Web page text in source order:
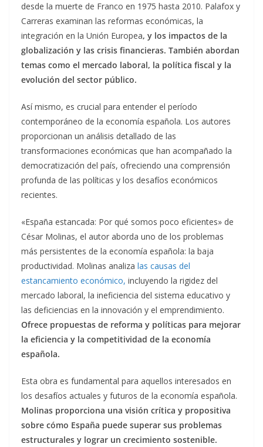
desde la muerte de Franco en 1975 hasta 2010. Palafox y
Carreras examinan las reformas económicas, la
integración en la Unión Europea, y los impactos de la
globalización y las crisis financieras. También abordan
temas como el mercado laboral, la política fiscal y la
evolución del sector público.
Así mismo, es crucial para entender el período
contemporáneo de la economía española. Los autores
proporcionan un análisis detallado de las
transformaciones económicas que han acompañado la
democratización del país, ofreciendo una comprensión
profunda de las políticas y los desafíos económicos
recientes.
«España estancada: Por qué somos poco eficientes» de
César Molinas, el autor aborda uno de los problemas
más persistentes de la economía española: la baja
productividad. Molinas analiza las causas del
estancamiento económico, incluyendo la rigidez del
mercado laboral, la ineficiencia del sistema educativo y
las deficiencias en la innovación y el emprendimiento.
Ofrece propuestas de reforma y políticas para mejorar
la eficiencia y la competitividad de la economía
española.
Esta obra es fundamental para aquellos interesados en
los desafíos actuales y futuros de la economía española.
Molinas proporciona una visión crítica y propositiva
sobre cómo España puede superar sus problemas
estructurales y lograr un crecimiento sostenible.